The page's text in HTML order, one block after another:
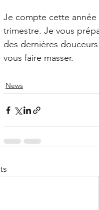
Je compte cette année
trimestre. Je vous
des dernières
vous faire masser.
News